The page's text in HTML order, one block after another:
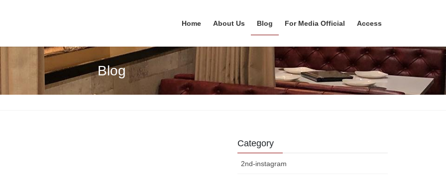
Home About Us Blog For Media Official Access
Blog
Category
2nd-instagram